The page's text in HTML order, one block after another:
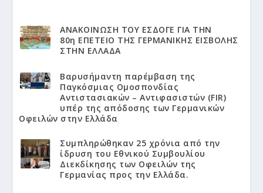
ΑΝΑΚΟΙΝΩΣΗ ΤΟΥ ΕΣΔΟΓΕ ΓΙΑ ΤΗΝ
80η ΕΠΕΤΕΙΟ ΤΗΣ ΓΕΡΜΑΝΙΚΗΣ ΕΙΣΒΟΛΗΣ
ΣΤΗΝ ΕΛΛΑΔΑ
Βαρυσήμαντη παρέμβαση της
Παγκόσμιας Ομοσπονδίας
Αντιστασιακών – Αντιφασιστών (FIR)
υπέρ της απόδοσης των Γερμανικών
Οφειλών στην Ελλάδα
Συμπληρώθηκαν 25 χρόνια από την
ίδρυση του Εθνικού Συμβουλίου
Διεκδίκησης των Οφειλών της
Γερμανίας προς την Ελλάδα.